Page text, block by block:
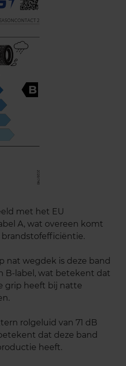
2
B
met het EU
A, wat overeen komt
nat wegdek is deze band
B-label, wat betekent dat
grip heeft bij natte
rolgeluid van 71 dB
dat deze band
heeft.